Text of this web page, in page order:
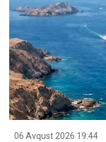
06 Avqust 2026 19:44